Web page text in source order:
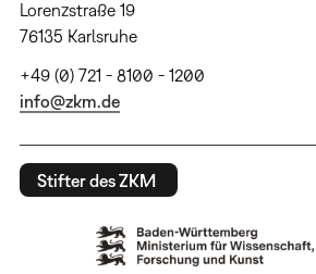
Lorenzstraße 19
76135 Karlsruhe
+49 (0) 721 - 8100 - 1200
info@zkm.de
Stifter des ZKM